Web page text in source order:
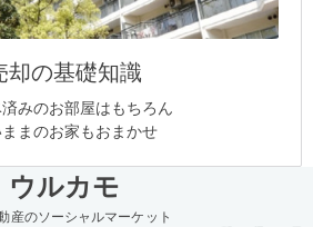
却の基礎知識
済みのお部屋はもちろん
まのお家もおまかせ
ウルカモ
産のソーシャルマーケット